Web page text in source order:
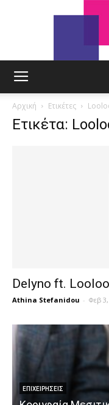
Αρχική Ετικέτες
Ετικέτα:
Delyno ft.
Athina Stefanidou - Φεβ 3,
ΕΠΙΧΕΙΡΉΣΕΙΣ